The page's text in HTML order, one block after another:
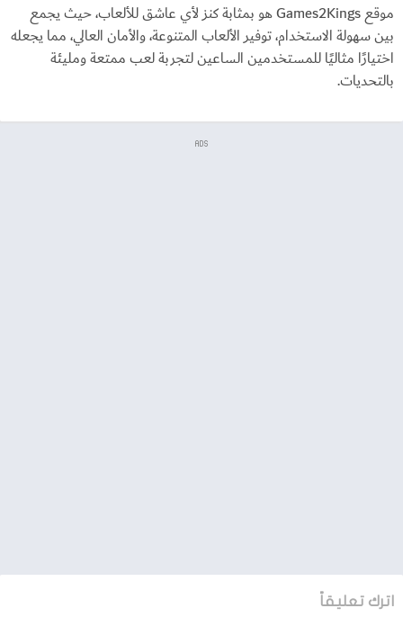
موقع Games2Kings هو بمثابة كنز لأي عاشق للألعاب، حيث يجمع
بين سهولة الاستخدام، توفير الألعاب المتنوعة، والأمان العالي، مما يجعله
اختيارًا مثاليًا للمستخدمين الساعين لتجربة لعب ممتعة ومليئة
بالتحديات.
ADS
اترك تعليقاً